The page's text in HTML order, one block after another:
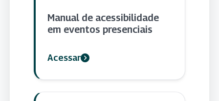
Manual de acessibilidade
em eventos presenciais
Acessar